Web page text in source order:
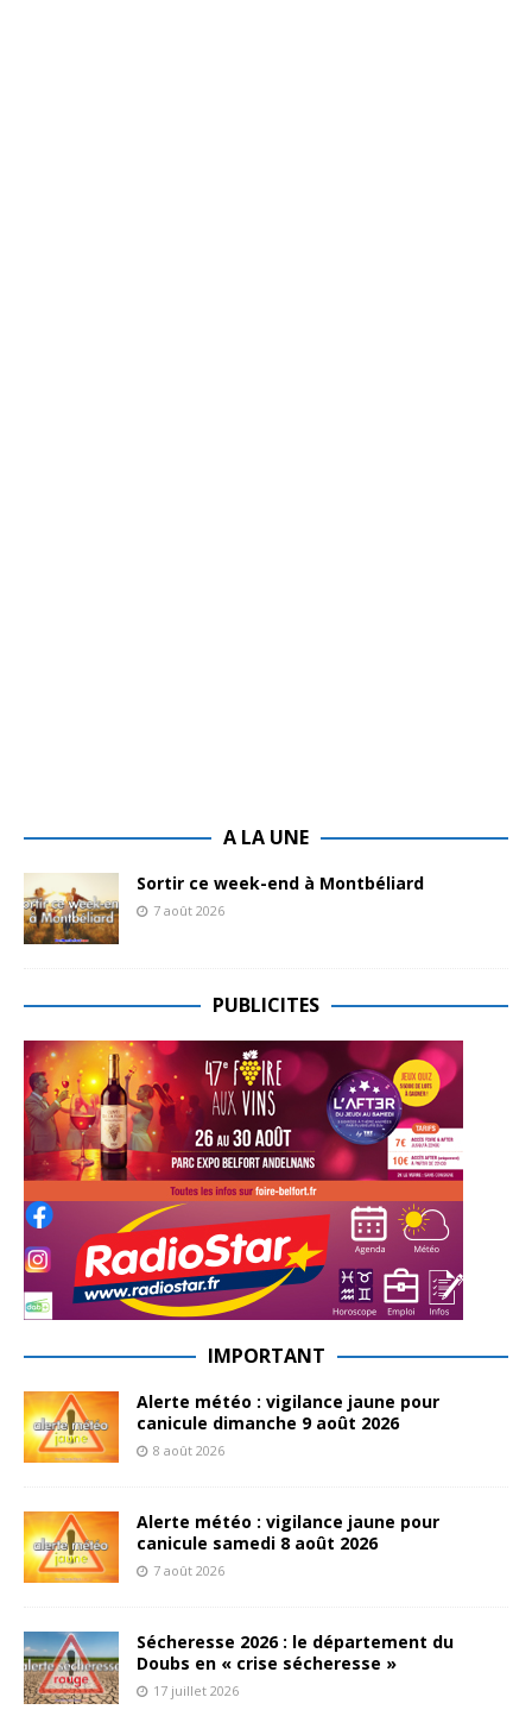
A LA UNE
Sortir ce week-end à Montbéliard
7 août 2026
PUBLICITES
IMPORTANT
Alerte météo : vigilance jaune pour
canicule dimanche 9 août 2026
8 août 2026
Alerte météo : vigilance jaune pour
canicule samedi 8 août 2026
7 août 2026
Sécheresse 2026 : le département du
Doubs en « crise sécheresse »
17 juillet 2026